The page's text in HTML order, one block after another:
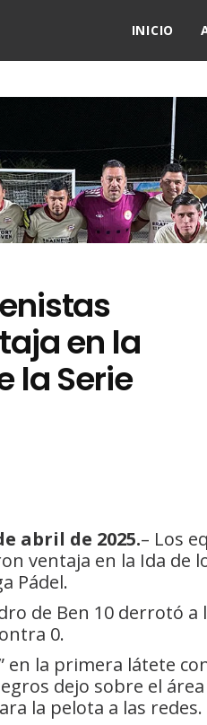
INICIO
en la
la Serie
abril de 2025.– Los
ventaja en la Ida de
Pádel.
de Ben 10 derrotó a
0.
en la primera látete
dejo sobre el
la pelota a las redes.